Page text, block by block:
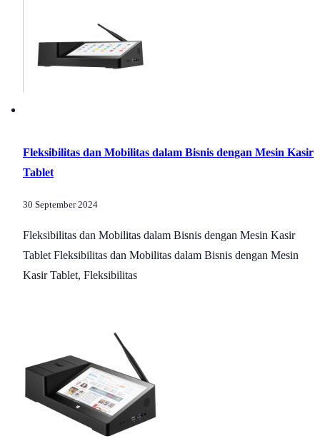
Fleksibilitas dan Mobilitas dalam Bisnis dengan Mesin Kasir
Tablet
30 September 2024
Fleksibilitas dan Mobilitas dalam Bisnis dengan Mesin Kasir
Tablet Fleksibilitas dan Mobilitas dalam Bisnis dengan Mesin
Kasir Tablet, Fleksibilitas